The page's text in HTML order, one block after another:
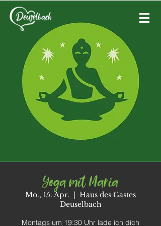
Yoga mit Maria
Mo., 15. Apr.
  |
Haus des Gastes
Deuselbach
Montags um 19:30 Uhr lade ich dich